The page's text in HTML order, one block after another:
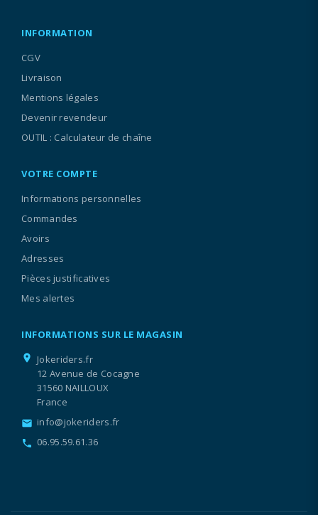
INFORMATION
CGV
Livraison
Mentions légales
Devenir revendeur
OUTIL : Calculateur de chaîne
VOTRE COMPTE
Informations personnelles
Commandes
Avoirs
Adresses
Pièces justificatives
Mes alertes
INFORMATIONS SUR LE MAGASIN
location_on
Jokeriders.fr
12 Avenue de Cocagne
31560 NAILLOUX
France
email info@jokeriders.fr
call 06.95.59.61.36